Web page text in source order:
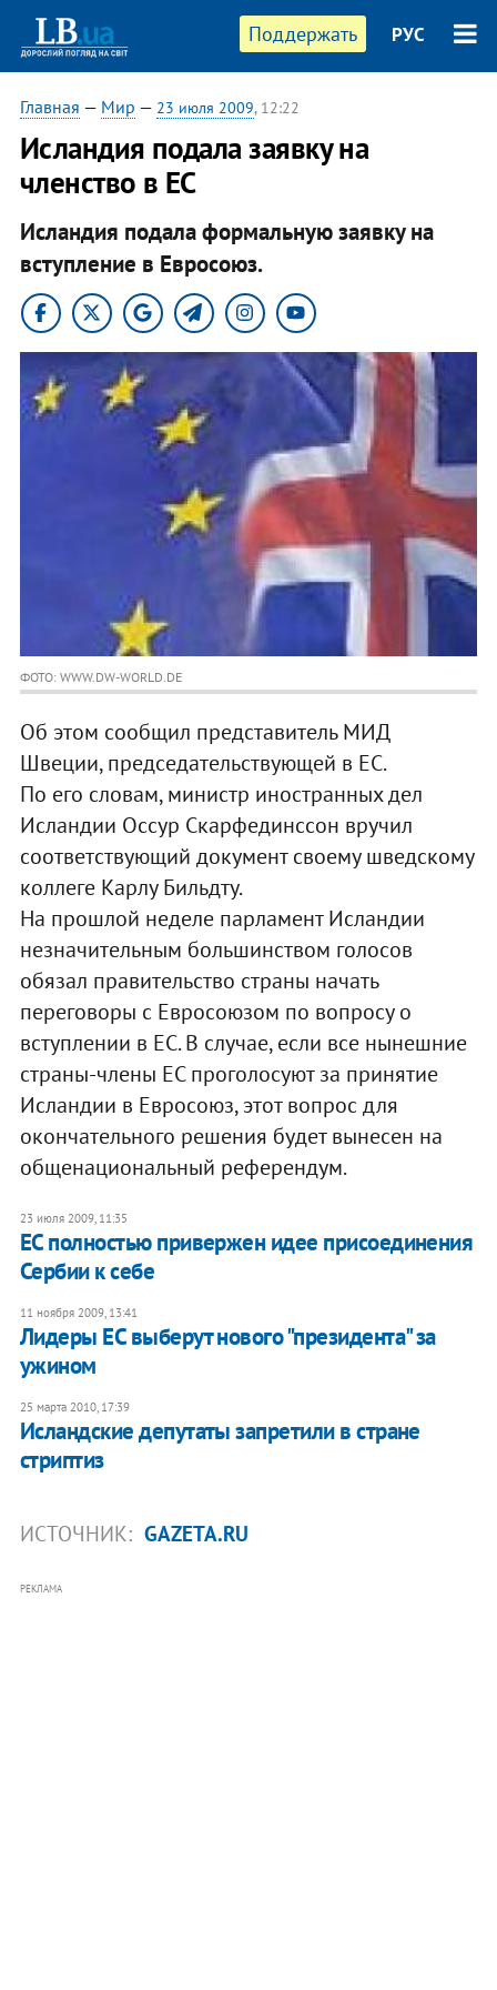
Поддержать РУС
Главная — Мир — 23 июля 2009, 12:22
Исландия подала заявку на
членство в ЕС
Исландия подала формальную заявку на
вступление в Евросоюз.
ФОТО: WWW.DW-WORLD.DE
Об этом сообщил представитель МИД
Швеции, председательствующей в ЕС.
По его словам, министр иностранных дел
Исландии Оссур Скарфединссон вручил
соответствующий документ своему шведскому
коллеге Карлу Бильдту.
На прошлой неделе парламент Исландии
незначительным большинством голосов
обязал правительство страны начать
переговоры с Евросоюзом по вопросу о
вступлении в ЕС. В случае, если все нынешние
страны-члены ЕС проголосуют за принятие
Исландии в Евросоюз, этот вопрос для
окончательного решения будет вынесен на
общенациональный референдум.
23 июля 2009, 11:35
ЕС полностью привержен идее присоединения
Сербии к себе
11 ноября 2009, 13:41
Лидеры ЕС выберут нового "президента" за
ужином
25 марта 2010, 17:39
Исландские депутаты запретили в стране
стриптиз
ИСТОЧНИК: GAZETA.RU
РЕКЛАМА